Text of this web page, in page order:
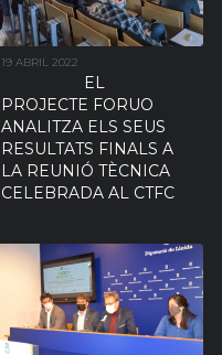
19 ABRIL 2022
EL
PROJECTE FORUO
ANALITZA ELS SEUS
RESULTATS FINALS A
LA REUNIÓ TÈCNICA
CELEBRADA AL CTFC